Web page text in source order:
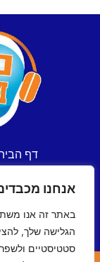
אנחנו
הגלישה שלך,
סטטיסטיים
דף
ספורט
תכניות
לוח